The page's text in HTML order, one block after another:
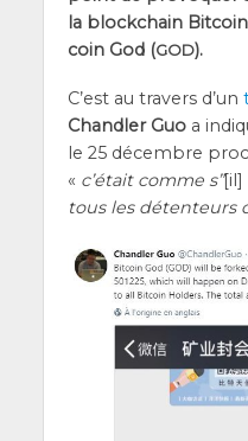
la blo­ck­chain
coin God (GOD).
C’est au tra­vers d’un
Chand­ler Guoa
le 25 décembre
« c’é­tait comme s”[il]
tous les déten­teurs